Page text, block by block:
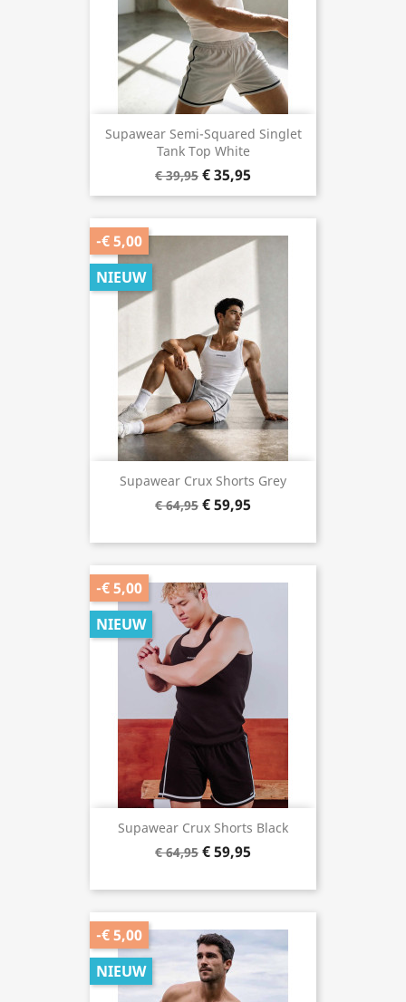
Supawear Semi-Squared Singlet
Tank Top White
€ 39,95 € 35,95
Supawear Crux Shorts Grey
€ 64,95 € 59,95
-€ 5,00
NIEUW
Supawear Crux Shorts Black
€ 64,95 € 59,95
-€ 5,00
NIEUW
-€ 5,00
NIEUW